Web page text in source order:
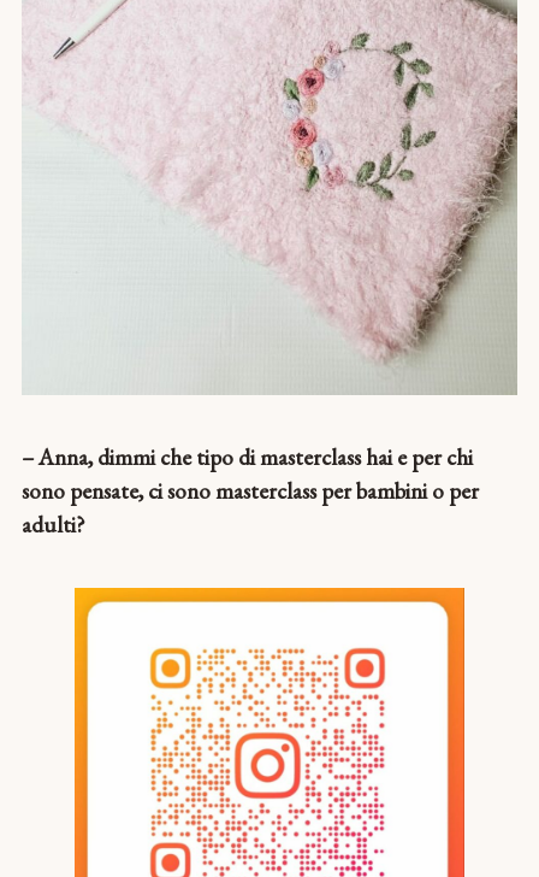
– Anna, dimmi che tipo di masterclass hai e per chi
sono pensate, ci sono masterclass per bambini o per
adulti?